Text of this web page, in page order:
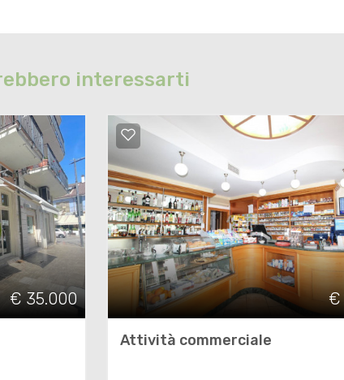
interessarti
€ 35.000 €
Attività commerciale